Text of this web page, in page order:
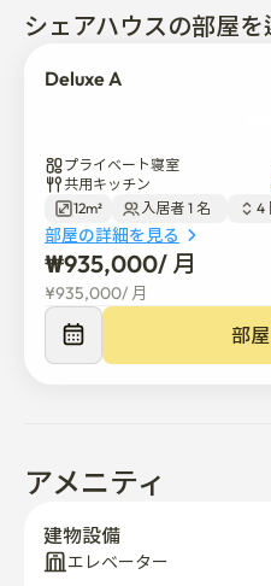
大音量で流したりしないで
- 一般ごみとリサイクルご
のまま捨ててください。
- 生ごみは2lや3l程度の小さ
- 共用キッチン使用時はシ
て放置しないでください。
- 地下鉄天湖駅まで行く乗
にあり、約5分で到着します
- 建物の1階に薬局があり、
徒歩3～5分の距離にダイソ
す。
シェアハウスの部屋を
Deluxe A
プライベート寝室
共用キッチン
12m²
入居者 1 名 4
部屋の詳細を見る
₩935,000/ 月
¥935,000/ 月
部
アメニティ
建物設備
エレベーター